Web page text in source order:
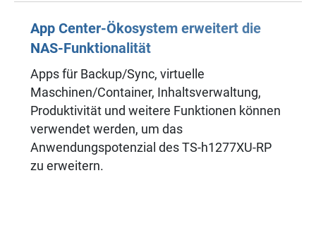
App Center-Ökosystem erweitert die
NAS-Funktionalität
Apps für Backup/Sync, virtuelle
Maschinen/Container, Inhaltsverwaltung,
Produktivität und weitere Funktionen können
verwendet werden, um das
Anwendungspotenzial des TS-h1277XU-RP
zu erweitern.